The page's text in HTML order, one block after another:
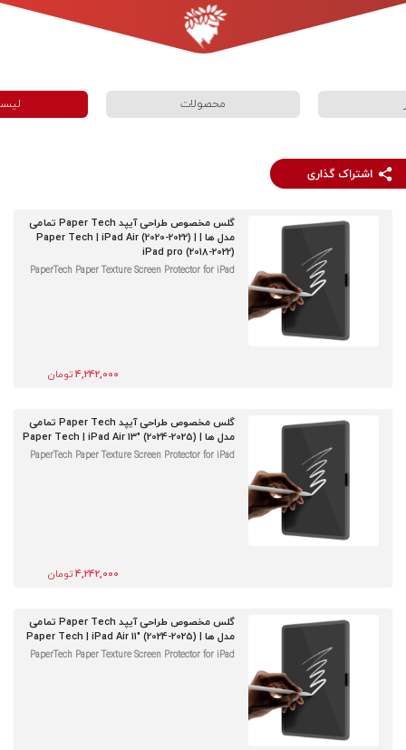
محصولات
گلس مخصوص طراحی آیپد Paper Tech تمامی
مدل ها | Paper Tech | iPad Air (2020-2022) |
iPad pro (2018-2022)
PaperTech Paper Texture Screen Protector for iPad
4,242,000تومان
گلس مخصوص طراحی آیپد Paper Tech تمامی
مدل ها | Paper Tech | iPad Air 13" (2024-2025)
PaperTech Paper Texture Screen Protector for iPad
4,242,000تومان
گلس مخصوص طراحی آیپد Paper Tech تمامی
مدل ها | Paper Tech | iPad Air 11" (2024-2025)
PaperTech Paper Texture Screen Protector for iPad